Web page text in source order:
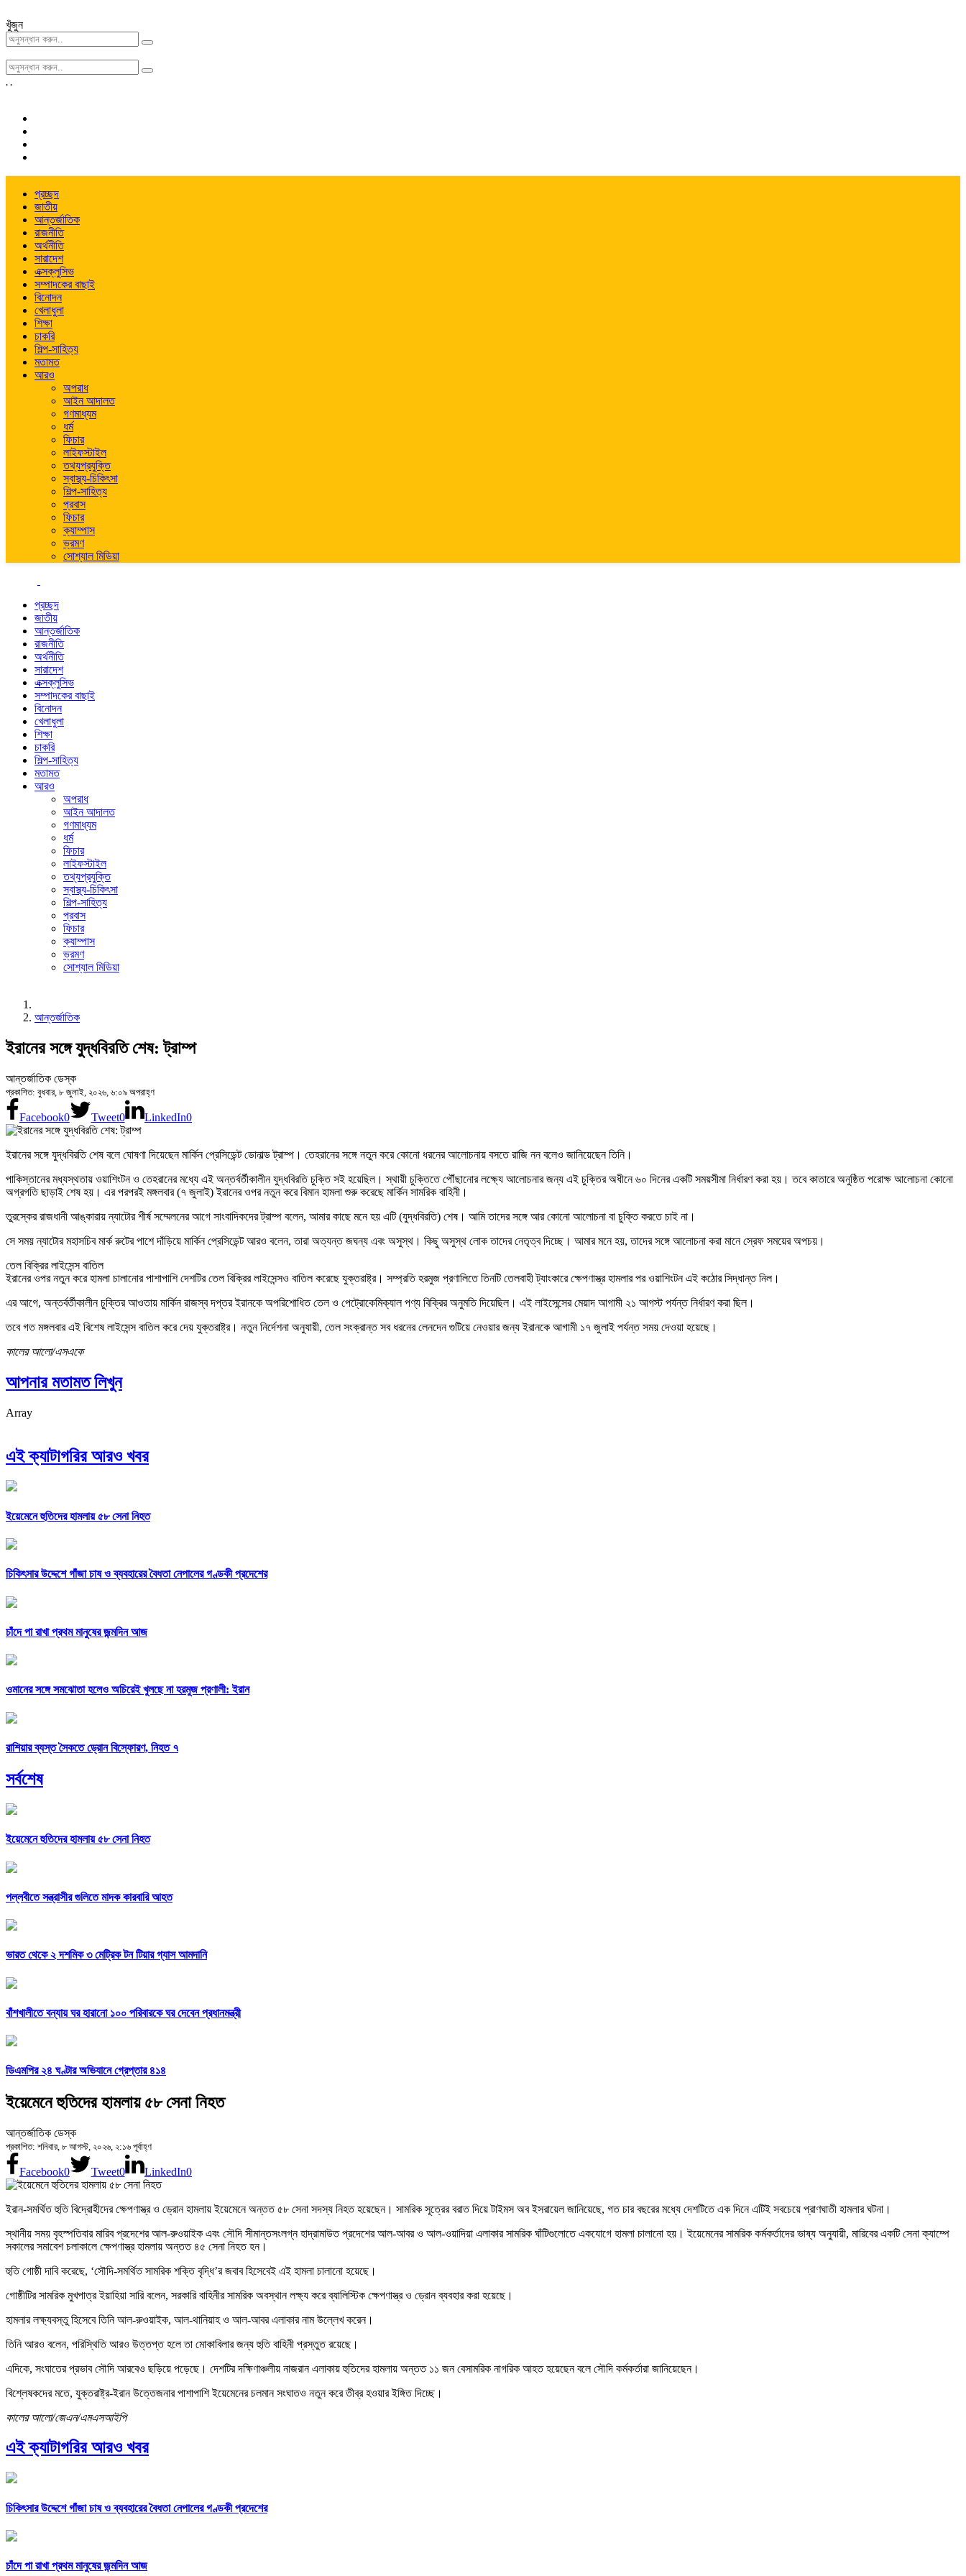
খুঁজুন
, ,
প্রচ্ছদ
জাতীয়
আন্তর্জাতিক
রাজনীতি
অর্থনীতি
সারাদেশ
এক্সক্লুসিভ
সম্পাদকের বাছাই
বিনোদন
খেলাধুলা
শিক্ষা
চাকরি
শিল্প-সাহিত্য
মতামত
আরও
অপরাধ
আইন আদালত
গণমাধ্যম
ধর্ম
ফিচার
লাইফস্টাইল
তথ্যপ্রযুক্তি
স্বাস্থ্য-চিকিৎসা
শিল্প-সাহিত্য
প্রবাস
ফিচার
ক্যাম্পাস
ভ্রমণ
সোশ্যাল মিডিয়া
প্রচ্ছদ
জাতীয়
আন্তর্জাতিক
রাজনীতি
অর্থনীতি
সারাদেশ
এক্সক্লুসিভ
সম্পাদকের বাছাই
বিনোদন
খেলাধুলা
শিক্ষা
চাকরি
শিল্প-সাহিত্য
মতামত
আরও
অপরাধ
আইন আদালত
গণমাধ্যম
ধর্ম
ফিচার
লাইফস্টাইল
তথ্যপ্রযুক্তি
স্বাস্থ্য-চিকিৎসা
শিল্প-সাহিত্য
প্রবাস
ফিচার
ক্যাম্পাস
ভ্রমণ
সোশ্যাল মিডিয়া
আন্তর্জাতিক
ইরানের সঙ্গে যুদ্ধবিরতি শেষ: ট্রাম্প
আন্তর্জাতিক ডেস্ক
প্রকাশিত: বুধবার, ৮ জুলাই, ২০২৬, ৬:০৯ অপরাহ্ণ
Facebook0 Tweet0 LinkedIn0
ইরানের সঙ্গে যুদ্ধবিরতি শেষ বলে ঘোষণা দিয়েছেন মার্কিন প্রেসিডেন্ট ডোনাল্ড ট্রাম্প। তেহরানের সঙ্গে নতুন করে কোনো ধরনের আলোচনায় বসতে রাজি নন বলেও জানিয়েছেন তিনি।
পাকিস্তানের মধ্যস্থতায় ওয়াশিংটন ও তেহরানের মধ্যে এই অন্তর্বর্তীকালীন যুদ্ধবিরতি চুক্তি সই হয়েছিল। স্থায়ী চুক্তিতে পৌঁছানোর লক্ষ্যে আলোচনার জন্য এই চুক্তির অধীনে ৬০ দিনের একটি সময়সীমা নির্ধারণ করা হয়। তবে কাতারে অনুষ্ঠিত পরোক্ষ আলোচনা কোনো
অগ্রগতি ছাড়াই শেষ হয়। এর পরপরই মঙ্গলবার (৭ জুলাই) ইরানের ওপর নতুন করে বিমান হামলা শুরু করেছে মার্কিন সামরিক বাহিনী।
তুরস্কের রাজধানী আঙ্কারায় ন্যাটোর শীর্ষ সম্মেলনের আগে সাংবাদিকদের ট্রাম্প বলেন, আমার কাছে মনে হয় এটি (যুদ্ধবিরতি) শেষ। আমি তাদের সঙ্গে আর কোনো আলোচনা বা চুক্তি করতে চাই না।
সে সময় ন্যাটোর মহাসচিব মার্ক রুটের পাশে দাঁড়িয়ে মার্কিন প্রেসিডেন্ট আরও বলেন, তারা অত্যন্ত জঘন্য এবং অসুস্থ। কিছু অসুস্থ লোক তাদের নেতৃত্ব দিচ্ছে। আমার মনে হয়, তাদের সঙ্গে আলোচনা করা মানে স্রেফ সময়ের অপচয়।
তেল বিক্রির লাইসেন্স বাতিল
ইরানের ওপর নতুন করে হামলা চালানোর পাশাপাশি দেশটির তেল বিক্রির লাইসেন্সও বাতিল করেছে যুক্তরাষ্ট্র। সম্প্রতি হরমুজ প্রণালিতে তিনটি তেলবাহী ট্যাংকারে ক্ষেপণাস্ত্র হামলার পর ওয়াশিংটন এই কঠোর সিদ্ধান্ত নিল।
এর আগে, অন্তর্বর্তীকালীন চুক্তির আওতায় মার্কিন রাজস্ব দপ্তর ইরানকে অপরিশোধিত তেল ও পেট্রোকেমিক্যাল পণ্য বিক্রির অনুমতি দিয়েছিল। এই লাইসেন্সের মেয়াদ আগামী ২১ আগস্ট পর্যন্ত নির্ধারণ করা ছিল।
তবে গত মঙ্গলবার এই বিশেষ লাইসেন্স বাতিল করে দেয় যুক্তরাষ্ট্র। নতুন নির্দেশনা অনুযায়ী, তেল সংক্রান্ত সব ধরনের লেনদেন গুটিয়ে নেওয়ার জন্য ইরানকে আগামী ১৭ জুলাই পর্যন্ত সময় দেওয়া হয়েছে।
কালের আলো/এসএকে
আপনার মতামত লিখুন
Array
এই ক্যাটাগরির আরও খবর
ইয়েমেনে হুতিদের হামলায় ৫৮ সেনা নিহত
চিকিৎসার উদ্দেশে গাঁজা চাষ ও ব্যবহারের বৈধতা নেপালের গণ্ডকী প্রদেশের
চাঁদে পা রাখা প্রথম মানুষের জন্মদিন আজ
ওমানের সঙ্গে সমঝোতা হলেও অচিরেই খুলছে না হরমুজ প্রণালী: ইরান
রাশিয়ার ব্যস্ত সৈকতে ড্রোন বিস্ফোরণ, নিহত ৭
সর্বশেষ
ইয়েমেনে হুতিদের হামলায় ৫৮ সেনা নিহত
পল্লবীতে সন্ত্রাসীর গুলিতে মাদক কারবারি আহত
ভারত থেকে ২ দশমিক ৩ মেট্রিক টন টিয়ার গ্যাস আমদানি
বাঁশখালীতে বন্যায় ঘর হারানো ১০০ পরিবারকে ঘর দেবেন প্রধানমন্ত্রী
ডিএমপির ২৪ ঘণ্টার অভিযানে গ্রেপ্তার ৪১৪
ইয়েমেনে হুতিদের হামলায় ৫৮ সেনা নিহত
আন্তর্জাতিক ডেস্ক
প্রকাশিত: শনিবার, ৮ আগস্ট, ২০২৬, ২:১৬ পূর্বাহ্ণ
Facebook0 Tweet0 LinkedIn0
ইরান-সমর্থিত হুতি বিদ্রোহীদের ক্ষেপণাস্ত্র ও ড্রোন হামলায় ইয়েমেনে অন্তত ৫৮ সেনা সদস্য নিহত হয়েছেন। সামরিক সূত্রের বরাত দিয়ে টাইমস অব ইসরায়েল জানিয়েছে, গত চার বছরের মধ্যে দেশটিতে এক দিনে এটিই সবচেয়ে প্রাণঘাতী হামলার ঘটনা।
স্থানীয় সময় বৃহস্পতিবার মারিব প্রদেশের আল-রুওয়াইক এবং সৌদি সীমান্তসংলগ্ন হাদ্রামাউত প্রদেশের আল-আবর ও আল-ওয়াদিয়া এলাকার সামরিক ঘাঁটিগুলোতে একযোগে হামলা চালানো হয়। ইয়েমেনের সামরিক কর্মকর্তাদের ভাষ্য অনুযায়ী, মারিবের একটি সেনা ক্যাম্পে
সকালের সমাবেশ চলাকালে ক্ষেপণাস্ত্র হামলায় অন্তত ৪৫ সেনা নিহত হন।
হুতি গোষ্ঠী দাবি করেছে, ‘সৌদি-সমর্থিত সামরিক শক্তি বৃদ্ধি’র জবাব হিসেবেই এই হামলা চালানো হয়েছে।
গোষ্ঠীটির সামরিক মুখপাত্র ইয়াহিয়া সারি বলেন, সরকারি বাহিনীর সামরিক অবস্থান লক্ষ্য করে ব্যালিস্টিক ক্ষেপণাস্ত্র ও ড্রোন ব্যবহার করা হয়েছে।
হামলার লক্ষ্যবস্তু হিসেবে তিনি আল-রুওয়াইক, আল-থানিয়াহ ও আল-আবর এলাকার নাম উল্লেখ করেন।
তিনি আরও বলেন, পরিস্থিতি আরও উত্তপ্ত হলে তা মোকাবিলার জন্য হুতি বাহিনী প্রস্তুত রয়েছে।
এদিকে, সংঘাতের প্রভাব সৌদি আরবেও ছড়িয়ে পড়েছে। দেশটির দক্ষিণাঞ্চলীয় নাজরান এলাকায় হুতিদের হামলায় অন্তত ১১ জন বেসামরিক নাগরিক আহত হয়েছেন বলে সৌদি কর্মকর্তারা জানিয়েছেন।
বিশ্লেষকদের মতে, যুক্তরাষ্ট্র-ইরান উত্তেজনার পাশাপাশি ইয়েমেনের চলমান সংঘাতও নতুন করে তীব্র হওয়ার ইঙ্গিত দিচ্ছে।
কালের আলো/জেএন/এমএসআইপি
এই ক্যাটাগরির আরও খবর
চিকিৎসার উদ্দেশে গাঁজা চাষ ও ব্যবহারের বৈধতা নেপালের গণ্ডকী প্রদেশের
চাঁদে পা রাখা প্রথম মানুষের জন্মদিন আজ